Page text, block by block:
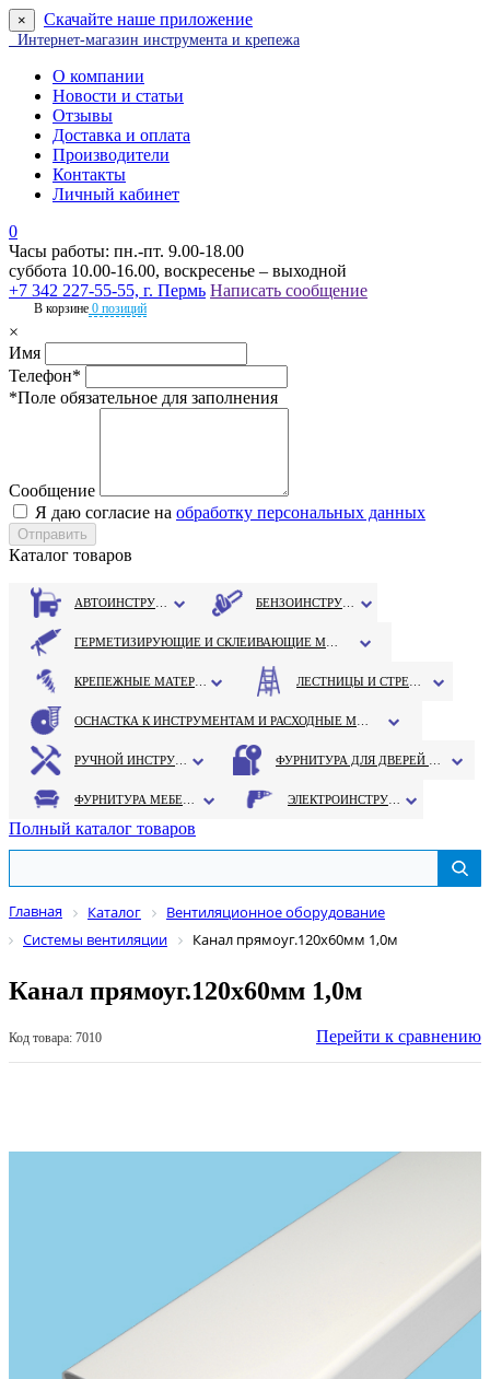
× Скачайте наше приложение
Интернет-магазин инструмента и крепежа
О компании
Новости и статьи
Отзывы
Доставка и оплата
Производители
Контакты
Личный кабинет
0
Часы работы: пн.-пт. 9.00-18.00
суббота 10.00-16.00, воскресенье – выходной
+7 342 227-55-55, г. Пермь Написать сообщение
В корзине 0 позиций
×
Имя
Телефон*
*Поле обязательное для заполнения
Сообщение
Я даю согласие на обработку персональных данных
Каталог товаров
Полный каталог товаров
Главная Каталог
Вентиляционное оборудование
Системы вентиляции
Канал прямоуг.120х60мм 1,0м
Канал прямоуг.120х60мм 1,0м
Код товара: 7010 Перейти к сравнению